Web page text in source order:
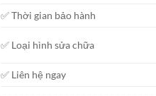
✅ Thời gian bảo hành
✅ Loại hình sửa chữa
✅ Liên hệ ngay